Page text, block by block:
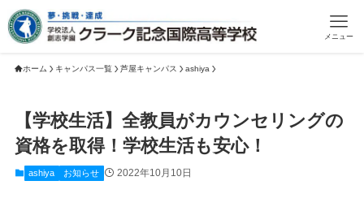
メニュー
ホーム キャンパス一覧 芦屋キャンパス ashiya
【学校生活】全教員がカウンセリングの
資格を取得！学校生活も安心！
ashiya お知らせ 2022年10月10日